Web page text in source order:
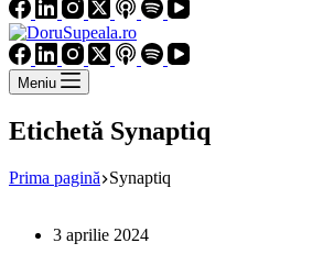
Meniu
Etichetă Synaptiq
Prima pagină Synaptiq
3 aprilie 2024